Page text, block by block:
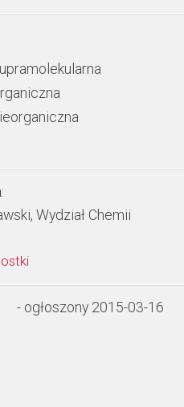
:
Wydział Chemii
- ogłoszony 2015-03-16